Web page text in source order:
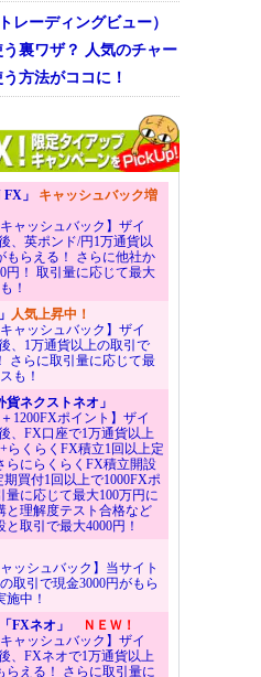
レーディングビュー）
裏ワザ？ 人気のチャー
方法がココに！
」 キャッシュバック増
キャッシュバック】ザイ
、英ポンド/円1万通貨以
もらえる！ さらに他社か
円！ 取引量に応じて最大
！
人気上昇中！
キャッシュバック】ザイ
、1万通貨以上の取引で
さらに取引量に応じて最
も！
ネクストネオ」
＋1200FXポイント】ザイ
、FX口座で1万通貨以上
らくらくFX積立1回以上定
らにらくらくFX積立開設
買付1回以上で1000FXポ
量に応じて最大100万円に
と理解度テスト合格など
取引で最大4000円！
ャッシュバック】当サイト
取引で現金3000円がもら
施中！
FXネオ」
ＮＥＷ！
キャッシュバック】ザイ
、FXネオで1万通貨以上
らえる！ さらに取引量に